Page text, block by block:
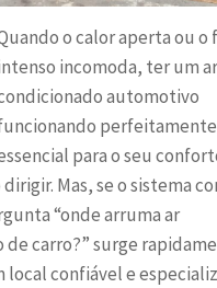
o calor aperta ou o
incomoda, ter um ar
automotivo
para o seu
Mas, se o sistema
“onde arruma ar
carro?” surge
local confiável e